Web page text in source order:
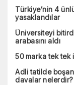
Türkiye’nin 4
yasaklandılar
Üniversiteyi
arabasını aldı
50 marka tek tek
Adli tatilde
davalar nelerdir?